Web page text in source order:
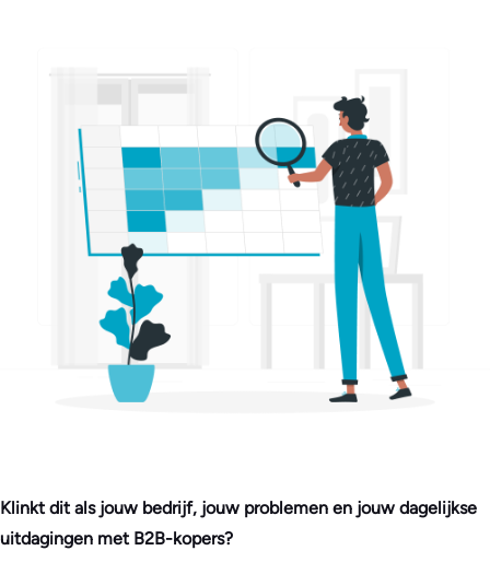
Klinkt dit als jouw bedrijf, jouw problemen en jouw dagelijkse
uitdagingen met B2B-kopers?